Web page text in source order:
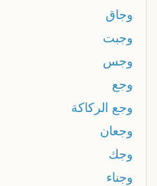
وجاق
وجبت
وجس
وجع
وجع الركاكة
وجعان
وجك
وجناء